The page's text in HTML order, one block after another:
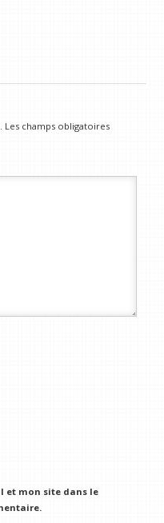
Les champs obligatoires
et mon site dans le